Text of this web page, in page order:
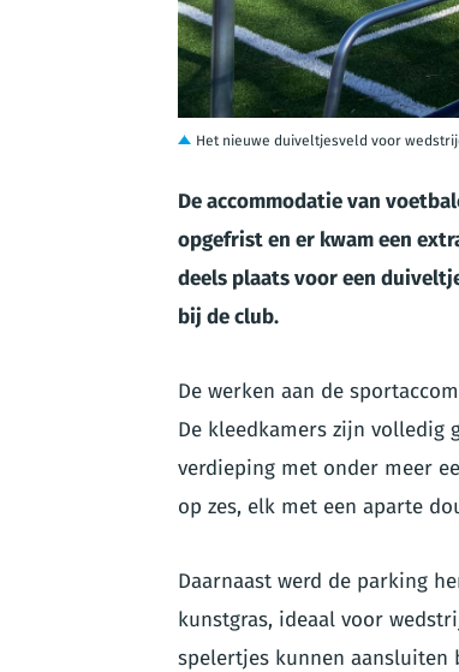
JPEG
Het nieuwe duiveltjesveld voor
De accommodatie van
opgefrist en er kwam een
deels plaats voor een
bij de club.
De werken aan de
De kleedkamers zijn volledig
verdieping met onder meer
op zes, elk met een aparte
Daarnaast werd de parking
kunstgras, ideaal voor
spelertjes kunnen aansluiten